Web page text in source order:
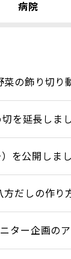
病院
の飾り切り
を延長しま
を公開しまし
だしの作り
ー企画のア